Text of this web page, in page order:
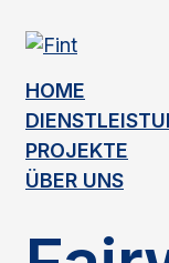
to
HOME
PROJEKTE
ÜBER UNS